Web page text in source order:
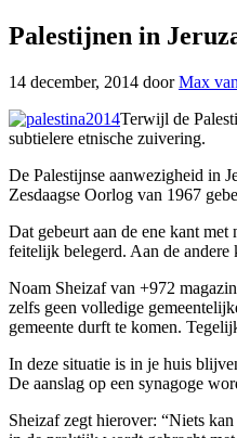
Palestijnen in
14 december, 2014 doorMax
Terwijl de
subtielere etnische zuivering.
De Palestijnse aanwezigheid in
Zesdaagse Oorlog van 1967
Dat gebeurt aan de ene kant
feitelijk belegerd. Aan de andere
Noam Sheizaf van +972
zelfs geen volledige
gemeente durft te komen.
In deze situatie is in je huis
De aanslag op een synagoge
Sheizaf zegt hierover: “Niets